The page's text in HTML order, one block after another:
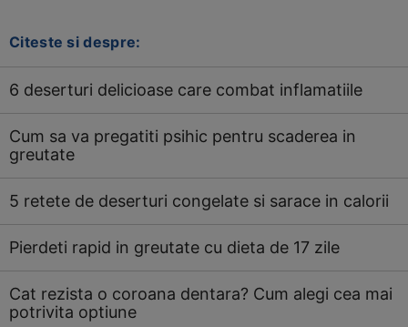
Citeste si despre:
6 deserturi delicioase care combat inflamatiile
Cum sa va pregatiti psihic pentru scaderea in
greutate
5 retete de deserturi congelate si sarace in calorii
Pierdeti rapid in greutate cu dieta de 17 zile
Cat rezista o coroana dentara? Cum alegi cea mai
potrivita optiune